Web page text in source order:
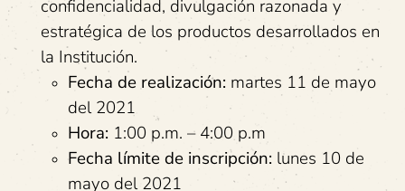
confidencialidad, divulgación razonada y
estratégica de los productos desarrollados en
la Institución.
Fecha de realización: martes 11 de mayo
del 2021
Hora: 1:00 p.m. – 4:00 p.m
Fecha límite de inscripción: lunes 10 de
mayo del 2021